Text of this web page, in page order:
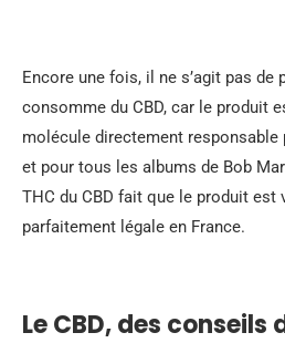
Encore une fois, il ne s’agit pas de
consomme du CBD, car le produit
molécule directement
et pour tous les albums de Bob
THC du CBD fait que le produit est
parfaitement légale en France.
Le CBD, des conseils